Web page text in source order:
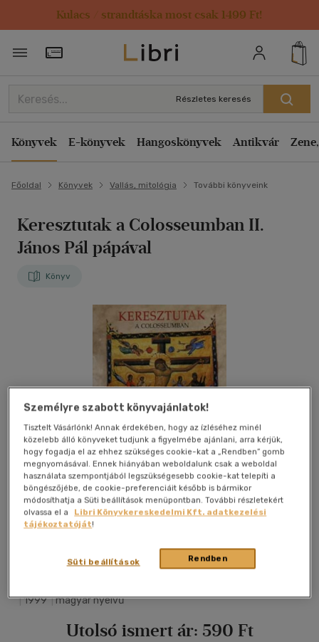
Kulacs / strandtáska most csak 1499 Ft!
Törzsvásárlói Kártya adatai
Részletes keresés
Könyvek E-könyvek Hangoskönyvek Antikvár
Főoldal Könyvek Vallás, mitológia További könyveink
Keresztutak a Colosseumban II.
János Pál pápával
Könyv
Megosztom
|1999|magyar nyelvű
Utolsó ismert ár: 590 Ft
Személyre szabott könyvajánlatok!
Tisztelt Vásárlónk! Annak érdekében, hogy az ízléséhez minél
közelebb álló könyveket tudjunk a figyelmébe ajánlani, arra kérjük,
hogy fogadja el az ehhez szükséges cookie-kat a „Rendben” gomb
megnyomásával. Ennek hiányában weboldalunk csak a weboldal
használata szempontjából legszükségesebb cookie-kat telepíti a
böngészőjébe, de cookie-preferenciáit később is bármikor
módosíthatja a Süti beállítások menüpontban. További részletekért
olvassa el a
Libri Könyvkereskedelmi Kft. adatkezelési
tájékoztatóját!
Rendben
Süti beállítások